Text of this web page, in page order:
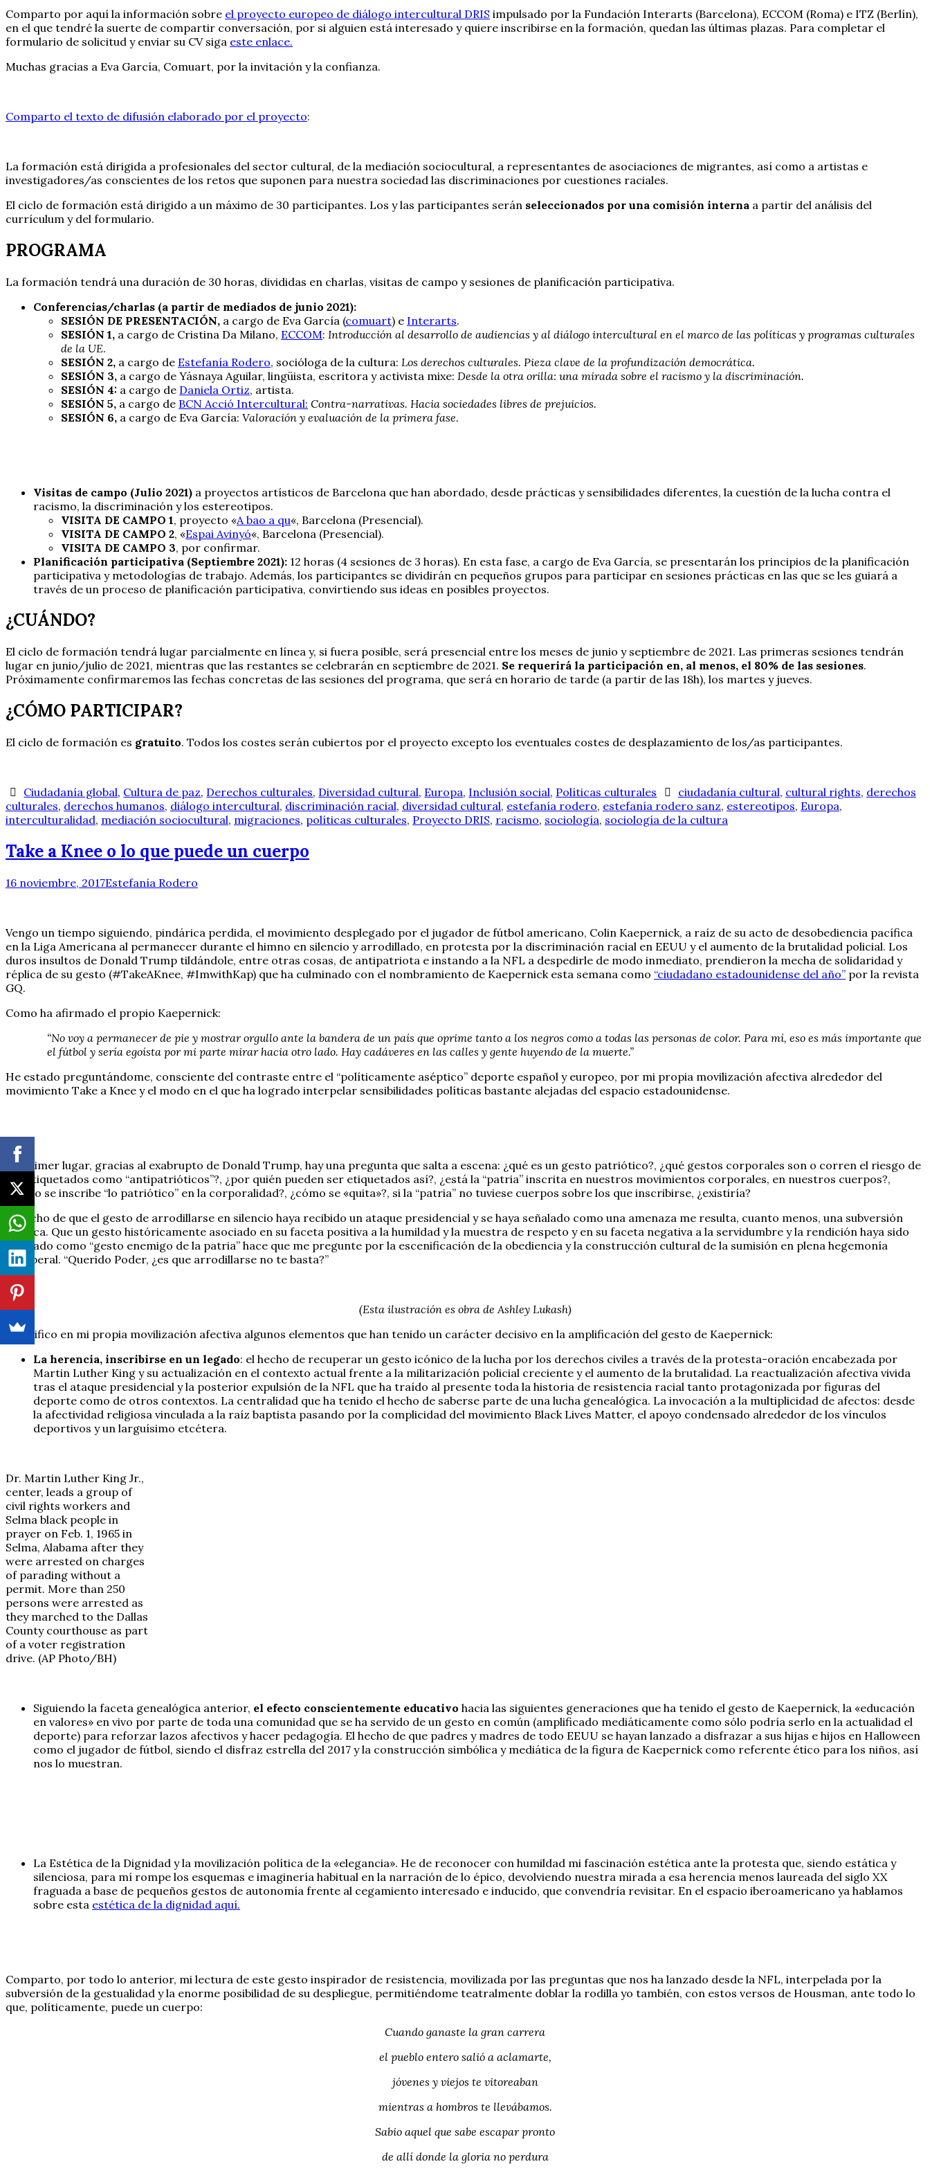
Comparto por aquí la información sobre el proyecto europeo de diálogo intercultural DRIS impulsado por la Fundación Interarts (Barcelona), ECCOM (Roma) e ITZ (Berlín),
en el que tendré la suerte de compartir conversación, por si alguien está interesado y quiere inscribirse en la formación, quedan las últimas plazas. Para completar el
formulario de solicitud y enviar su CV siga este enlace.
Muchas gracias a Eva García, Comuart, por la invitación y la confianza.
Comparto el texto de difusión elaborado por el proyecto:
La formación está dirigida a profesionales del sector cultural, de la mediación sociocultural, a representantes de asociaciones de migrantes, así como a artistas e
investigadores/as conscientes de los retos que suponen para nuestra sociedad las discriminaciones por cuestiones raciales.
El ciclo de formación está dirigido a un máximo de 30 participantes. Los y las participantes serán seleccionados por una comisión interna a partir del análisis del
currículum y del formulario.
PROGRAMA
La formación tendrá una duración de 30 horas, divididas en charlas, visitas de campo y sesiones de planificación participativa.
Conferencias/charlas (a partir de mediados de junio 2021):
SESIÓN DE PRESENTACIÓN, a cargo de Eva García (comuart) e Interarts.
SESIÓN 1, a cargo de Cristina Da Milano, ECCOM: Introducción al desarrollo de audiencias y al diálogo intercultural en el marco de las políticas y programas culturales
de la UE.
SESIÓN 2, a cargo de Estefanía Rodero, socióloga de la cultura: Los derechos culturales. Pieza clave de la profundización democrática.
SESIÓN 3, a cargo de Yásnaya Aguilar, lingüista, escritora y activista mixe: Desde la otra orilla: una mirada sobre el racismo y la discriminación.
SESIÓN 4: a cargo de Daniela Ortiz, artista.
SESIÓN 5, a cargo de BCN Acció Intercultural: Contra-narrativas. Hacia sociedades libres de prejuicios.
SESIÓN 6, a cargo de Eva García: Valoración y evaluación de la primera fase.
Visitas de campo (Julio 2021) a proyectos artísticos de Barcelona que han abordado, desde prácticas y sensibilidades diferentes, la cuestión de la lucha contra el
racismo, la discriminación y los estereotipos.
VISITA DE CAMPO 1, proyecto «A bao a qu«, Barcelona (Presencial).
VISITA DE CAMPO 2, «Espai Avinyó«, Barcelona (Presencial).
VISITA DE CAMPO 3, por confirmar.
Planificación participativa (Septiembre 2021): 12 horas (4 sesiones de 3 horas). En esta fase, a cargo de Eva García, se presentarán los principios de la planificación
participativa y metodologías de trabajo. Además, los participantes se dividirán en pequeños grupos para participar en sesiones prácticas en las que se les guiará a
través de un proceso de planificación participativa, convirtiendo sus ideas en posibles proyectos.
¿CUÁNDO?
El ciclo de formación tendrá lugar parcialmente en línea y, si fuera posible, será presencial entre los meses de junio y septiembre de 2021. Las primeras sesiones tendrán
lugar en junio/julio de 2021, mientras que las restantes se celebrarán en septiembre de 2021. Se requerirá la participación en, al menos, el 80% de las sesiones.
Próximamente confirmaremos las fechas concretas de las sesiones del programa, que será en horario de tarde (a partir de las 18h), los martes y jueves.
¿CÓMO PARTICIPAR?
El ciclo de formación es gratuito. Todos los costes serán cubiertos por el proyecto excepto los eventuales costes de desplazamiento de los/as participantes.
Ciudadanía global, Cultura de paz, Derechos culturales, Diversidad cultural, Europa, Inclusión social, Políticas culturales ciudadanía cultural, cultural rights, derechos
culturales, derechos humanos, diálogo intercultural, discriminación racial, diversidad cultural, estefanía rodero, estefanía rodero sanz, estereotipos, Europa,
interculturalidad, mediación sociocultural, migraciones, políticas culturales, Proyecto DRIS, racismo, sociología, sociología de la cultura
Take a Knee o lo que puede un cuerpo
16 noviembre, 2017Estefanía Rodero
Vengo un tiempo siguiendo, pindárica perdida, el movimiento desplegado por el jugador de fútbol americano, Colin Kaepernick, a raíz de su acto de desobediencia pacífica
en la Liga Americana al permanecer durante el himno en silencio y arrodillado, en protesta por la discriminación racial en EEUU y el aumento de la brutalidad policial. Los
duros insultos de Donald Trump tildándole, entre otras cosas, de antipatriota e instando a la NFL a despedirle de modo inmediato, prendieron la mecha de solidaridad y
réplica de su gesto (#TakeAKnee, #ImwithKap) que ha culminado con el nombramiento de Kaepernick esta semana como “ciudadano estadounidense del año” por la revista
GQ.
Como ha afirmado el propio Kaepernick:
“No voy a permanecer de pie y mostrar orgullo ante la bandera de un país que oprime tanto a los negros como a todas las personas de color. Para mí, eso es más importante que
el fútbol y sería egoísta por mi parte mirar hacia otro lado. Hay cadáveres en las calles y gente huyendo de la muerte.”
He estado preguntándome, consciente del contraste entre el “políticamente aséptico” deporte español y europeo, por mi propia movilización afectiva alrededor del
movimiento Take a Knee y el modo en el que ha logrado interpelar sensibilidades políticas bastante alejadas del espacio estadounidense.
En primer lugar, gracias al exabrupto de Donald Trump, hay una pregunta que salta a escena: ¿qué es un gesto patriótico?, ¿qué gestos corporales son o corren el riesgo de
ser etiquetados como “antipatrióticos”?, ¿por quién pueden ser etiquetados así?, ¿está la “patria” inscrita en nuestros movimientos corporales, en nuestros cuerpos?,
¿cómo se inscribe “lo patriótico” en la corporalidad?, ¿cómo se «quita»?, si la “patria” no tuviese cuerpos sobre los que inscribirse, ¿existiría?
El hecho de que el gesto de arrodillarse en silencio haya recibido un ataque presidencial y se haya señalado como una amenaza me resulta, cuanto menos, una subversión
poética. Que un gesto históricamente asociado en su faceta positiva a la humildad y la muestra de respeto y en su faceta negativa a la servidumbre y la rendición haya sido
señalado como “gesto enemigo de la patria” hace que me pregunte por la escenificación de la obediencia y la construcción cultural de la sumisión en plena hegemonía
neoliberal. “Querido Poder, ¿es que arrodillarse no te basta?”
(Esta ilustración es obra de Ashley Lukash)
Identifico en mi propia movilización afectiva algunos elementos que han tenido un carácter decisivo en la amplificación del gesto de Kaepernick:
La herencia, inscribirse en un legado: el hecho de recuperar un gesto icónico de la lucha por los derechos civiles a través de la protesta-oración encabezada por
Martin Luther King y su actualización en el contexto actual frente a la militarización policial creciente y el aumento de la brutalidad. La reactualización afectiva vivida
tras el ataque presidencial y la posterior expulsión de la NFL que ha traído al presente toda la historia de resistencia racial tanto protagonizada por figuras del
deporte como de otros contextos. La centralidad que ha tenido el hecho de saberse parte de una lucha genealógica. La invocación a la multiplicidad de afectos: desde
la afectividad religiosa vinculada a la raíz baptista pasando por la complicidad del movimiento Black Lives Matter, el apoyo condensado alrededor de los vínculos
deportivos y un larguísimo etcétera.
Dr. Martin Luther King Jr.,
center, leads a group of
civil rights workers and
Selma black people in
prayer on Feb. 1, 1965 in
Selma, Alabama after they
were arrested on charges
of parading without a
permit. More than 250
persons were arrested as
they marched to the Dallas
County courthouse as part
of a voter registration
drive. (AP Photo/BH)
Siguiendo la faceta genealógica anterior, el efecto conscientemente educativo hacia las siguientes generaciones que ha tenido el gesto de Kaepernick, la «educación
en valores» en vivo por parte de toda una comunidad que se ha servido de un gesto en común (amplificado mediáticamente como sólo podría serlo en la actualidad el
deporte) para reforzar lazos afectivos y hacer pedagogía. El hecho de que padres y madres de todo EEUU se hayan lanzado a disfrazar a sus hijas e hijos en Halloween
como el jugador de fútbol, siendo el disfraz estrella del 2017 y la construcción simbólica y mediática de la figura de Kaepernick como referente ético para los niños, así
nos lo muestran.
La Estética de la Dignidad y la movilización política de la «elegancia». He de reconocer con humildad mi fascinación estética ante la protesta que, siendo estática y
silenciosa, para mí rompe los esquemas e imaginería habitual en la narración de lo épico, devolviendo nuestra mirada a esa herencia menos laureada del siglo XX
fraguada a base de pequeños gestos de autonomía frente al cegamiento interesado e inducido, que convendría revisitar. En el espacio iberoamericano ya hablamos
sobre esta estética de la dignidad aquí.
Comparto, por todo lo anterior, mi lectura de este gesto inspirador de resistencia, movilizada por las preguntas que nos ha lanzado desde la NFL, interpelada por la
subversión de la gestualidad y la enorme posibilidad de su despliegue, permitiéndome teatralmente doblar la rodilla yo también, con estos versos de Housman, ante todo lo
que, políticamente, puede un cuerpo:
Cuando ganaste la gran carrera
el pueblo entero salió a aclamarte,
jóvenes y viejos te vitoreaban
mientras a hombros te llevábamos.
Sabio aquel que sabe escapar pronto
de allí donde la gloria no perdura